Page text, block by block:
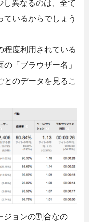
し異なるのは、全て
ているからでしょう
程度利用されている
「ブラウザー名」
とのデータを見るこ
ジョンの割合なの